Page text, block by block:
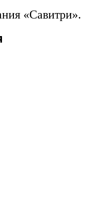
«Савитри».